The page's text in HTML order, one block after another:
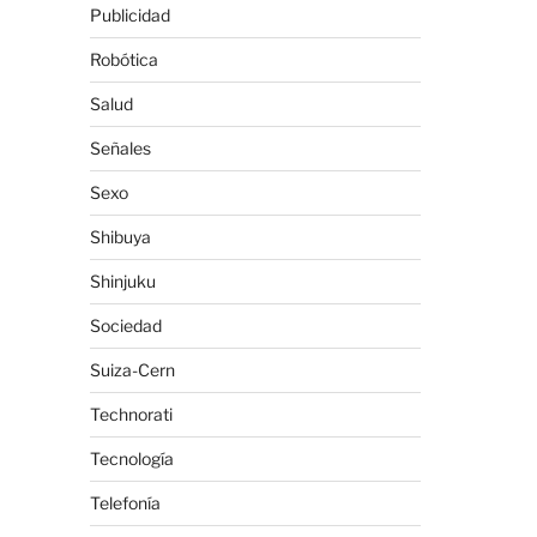
Publicidad
Robótica
Salud
Señales
Sexo
Shibuya
Shinjuku
Sociedad
Suiza-Cern
Technorati
Tecnología
Telefonía